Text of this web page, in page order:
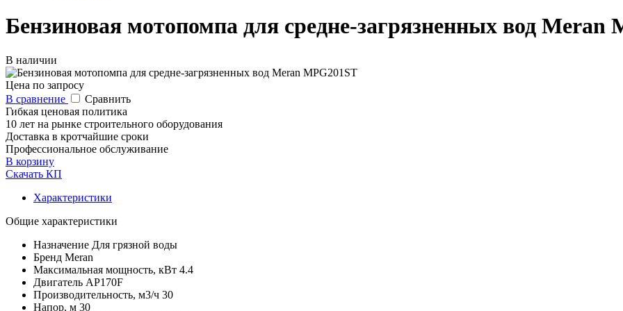
Бензиновая мотопомпа для средне-загрязненных вод Meran
В наличии
Цена по запросу
В сравнение
Сравнить
Гибкая ценовая политика
10 лет на рынке строительного оборудования
Доставка в кротчайшие сроки
Профессиональное обслуживание
В корзину
Скачать КП
Характеристики
Общие характеристики
Назначение Для грязной воды
Бренд Meran
Максимальная мощность, кВт 4.4
Двигатель AP170F
Производительность, м3/ч 30
Напор, м 30